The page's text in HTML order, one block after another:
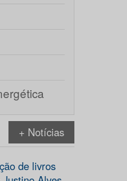
+ Notícias
de livros